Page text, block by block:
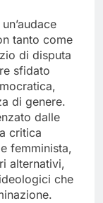
tanto come
di disputa
sfidato
di genere.
dalle
critica
femminista,
alternativi,
che